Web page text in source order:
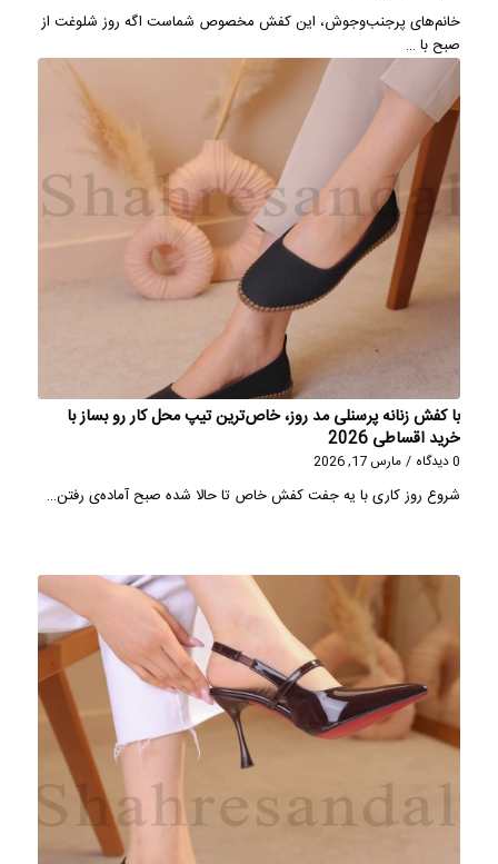
خانم‌های پرجنب‌وجوش، این کفش مخصوص شماست اگه روز شلوغت از
صبح با …
با کفش زنانه پرسنلی مد روز، خاص‌ترین تیپ محل کار رو بساز با
خرید اقساطی 2026
0 دیدگاه / مارس 17, 2026
شروع روز کاری با یه جفت کفش خاص تا حالا شده صبح آماده‌ی رفتن…